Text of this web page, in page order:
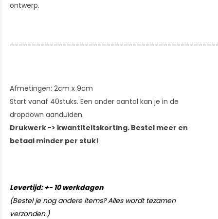
ontwerp.
Afmetingen: 2cm x 9cm
Start vanaf 40stuks. Een ander aantal kan je in de
dropdown aanduiden.
Drukwerk -> kwantiteitskorting. Bestel meer en
betaal minder per stuk!
Levertijd: +- 10 werkdagen
(Bestel je nog andere items? Alles wordt tezamen
verzonden.)